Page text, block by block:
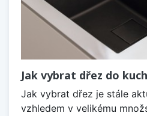
Jak vybrat dřez do
Jak vybrat dřez je stále
vzhledem v velikému